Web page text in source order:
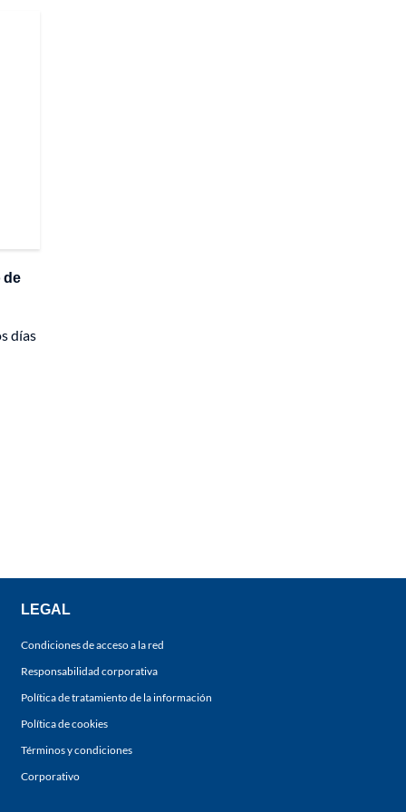
de
días
LEGAL
Condiciones de acceso a la red
Responsabilidad corporativa
Política de tratamiento de la información
Política de cookies
Términos y condiciones
Corporativo